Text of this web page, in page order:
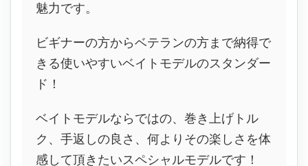
魅力です。
ビギナーの方からベテランの方まで納得で
きる使いやすいベイトモデルのスタンダー
ド！
ベイトモデルならではの、巻き上げトル
ク、手返しの良さ、何よりその楽しさを体
感して頂きたいスペシャルモデルです！